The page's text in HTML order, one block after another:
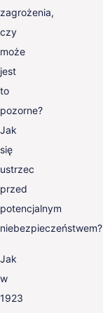
zagrożenia,
czy
może
jest
to
pozorne?
Jak
się
ustrzec
przed
potencjalnym
niebezpieczeństwem?
Jak
w
1923